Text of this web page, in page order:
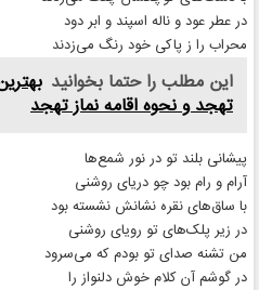
در عطر عود و ناله اسپند و ابر دود
محراب را ز پاکی خود رنگ می‌زدند
این مطلب را حتما بخوانید
تهجد و نحوه اقامه نماز تهجد
پیشانی بلند تو در نور شمع‌ها
آرام و رام بود چو دریای روشنی
با ساق‌های نقره نشانش نشسته بود
در زیر پلک‌های تو رویای روشنی
من تشنه صدای تو بودم که می‌سرود
در گوشم آن کلام خوش دلنواز را